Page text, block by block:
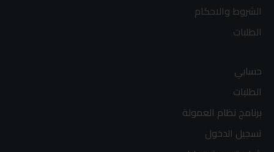
الشروط والاحكام
الطلبات
حسابي
الطلبات
برنامج نظام العمولة
تسجيل الدخول